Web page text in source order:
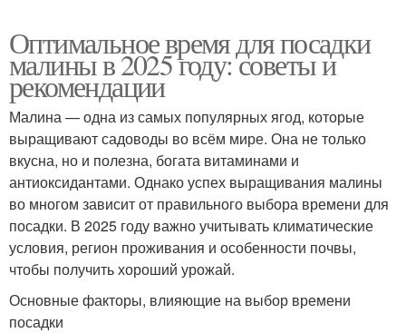
Оптимальное время для посадки
малины в 2025 году: советы и
рекомендации
Малина — одна из самых популярных ягод, которые
выращивают садоводы во всём мире. Она не только
вкусна, но и полезна, богата витаминами и
антиоксидантами. Однако успех выращивания малины
во многом зависит от правильного выбора времени для
посадки. В 2025 году важно учитывать климатические
условия, регион проживания и особенности почвы,
чтобы получить хороший урожай.
Основные факторы, влияющие на выбор времени
посадки